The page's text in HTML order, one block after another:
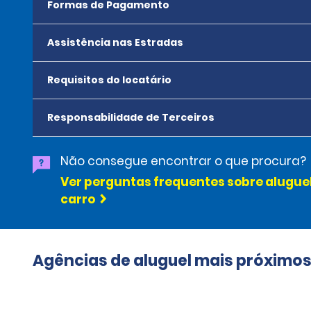
Formas de Pagamento
Assistência nas Estradas
Requisitos do locatário
Responsabilidade de Terceiros
Não consegue encontrar o que procura?
Ver perguntas frequentes sobre
carro
Agências de aluguel mais próximos